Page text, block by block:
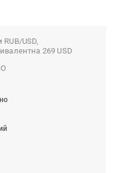
USD,
269 USD